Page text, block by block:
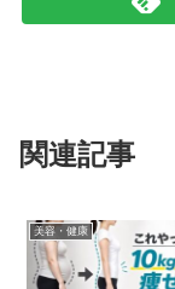
関連記事
美容・健康